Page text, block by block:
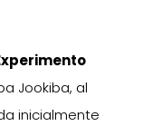
Jookiba, al
inicialmente